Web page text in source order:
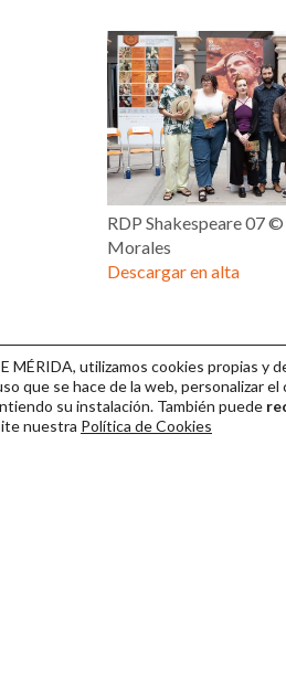
RDP Shakespeare 07
Morales
Descargar en alta
MÉRIDA, utilizamos cookies propias y
que se hace de la web, personalizar
su instalación. También puede
nuestra Política de Cookies